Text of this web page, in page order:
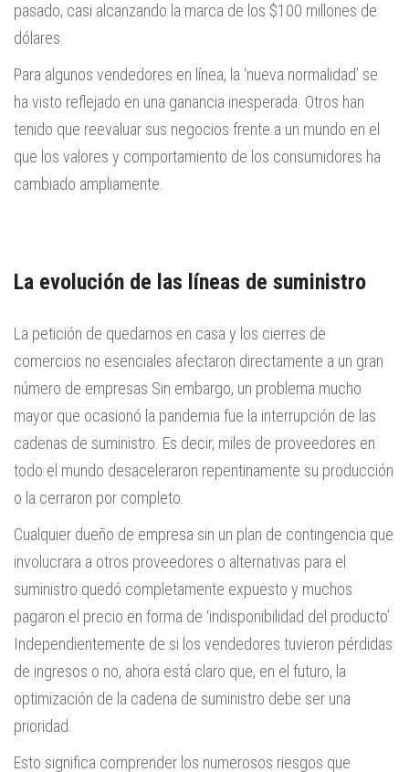
pasado, casi alcanzando la marca de los $100 millones de
dólares.
Para algunos vendedores en línea, la ‘nueva normalidad’ se
ha visto reflejado en una ganancia inesperada. Otros han
tenido que reevaluar sus negocios frente a un mundo en el
que los valores y comportamiento de los consumidores ha
cambiado ampliamente.
La evolución de las líneas de suministro
La petición de quedarnos en casa y los cierres de
comercios no esenciales afectaron directamente a un gran
número de empresas Sin embargo, un problema mucho
mayor que ocasionó la pandemia fue la interrupción de las
cadenas de suministro. Es decir, miles de proveedores en
todo el mundo desaceleraron repentinamente su producción
o la cerraron por completo.
Cualquier dueño de empresa sin un plan de contingencia que
involucrara a otros proveedores o alternativas para el
suministro quedó completamente expuesto y muchos
pagaron el precio en forma de ‘indisponibilidad del producto’.
Independientemente de si los vendedores tuvieron pérdidas
de ingresos o no, ahora está claro que, en el futuro, la
optimización de la cadena de suministro debe ser una
prioridad.
Esto significa comprender los numerosos riesgos que